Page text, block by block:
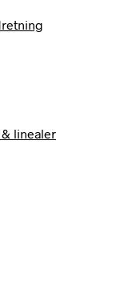
linealer